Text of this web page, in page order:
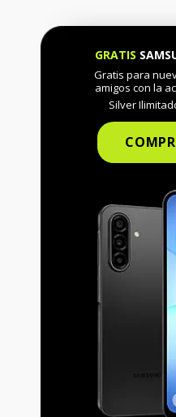
GRATIS
Gratis para
amigos con la
Silver